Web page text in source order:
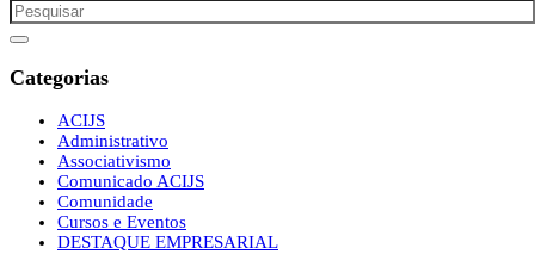
Categorias
ACIJS
Administrativo
Associativismo
Comunicado ACIJS
Comunidade
Cursos e Eventos
DESTAQUE EMPRESARIAL